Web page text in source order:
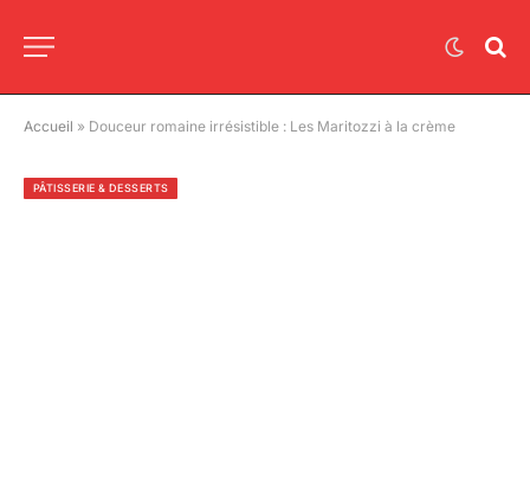
Accueil » Douceur romaine irrésistible : Les Maritozzi à la crème
PÂTISSERIE & DESSERTS